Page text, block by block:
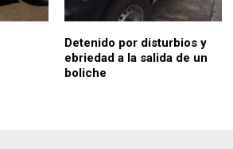
Detenido por disturbios y
ebriedad a la salida de un
boliche